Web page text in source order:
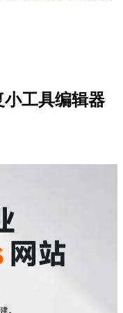
小工具编辑器